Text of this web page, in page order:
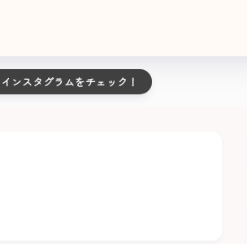
インスタグラムをチェック！